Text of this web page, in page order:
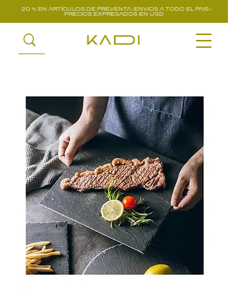
20 % EN ARTÍCULOS DE PREVENTA /ENVIOS A TODO EL PAIS /
PRECIOS EXPRESADOS EN USD